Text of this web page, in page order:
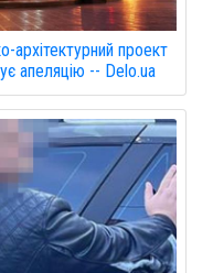
архітектурний проект
апеляцію -- Delo.ua